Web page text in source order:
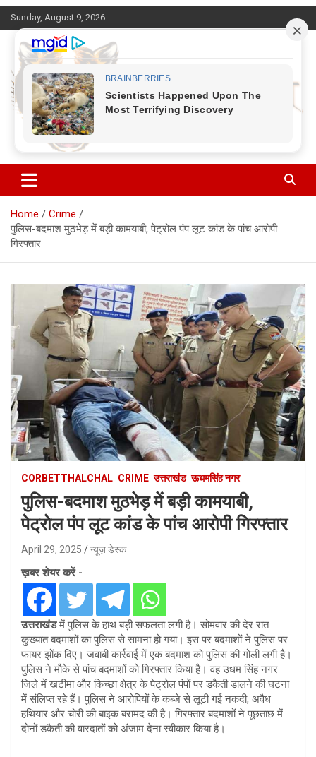
Skip
to
content
Sunday, August 9, 2026
Corbett Halchal (कॉर्बेट हलचल)
Home
Crime
पुलिस-बदमाश मुठभेड़ में बड़ी कामयाबी, पेट्रोल पंप लूट कांड के पांच आरोपी
गिरफ्तार
CORBETTHALCHAL CRIME उत्तराखंड ऊधमसिंह नगर
पुलिस-बदमाश मुठभेड़ में बड़ी कामयाबी,
पेट्रोल पंप लूट कांड के पांच आरोपी गिरफ्तार
April 29, 2025 न्यूज़ डेस्क
ख़बर शेयर करें -
उत्तराखंडमें पुलिस के हाथ बड़ी सफलता लगी है। सोमवार की देर रात
कुख्यात बदमाशों का पुलिस से सामना हो गया। इस पर बदमाशों ने पुलिस पर
फायर झोंक दिए। जवाबी कार्रवाई में एक बदमाश को पुलिस की गोली लगी है।
पुलिस ने मौके से पांच बदमाशों को गिरफ्तार किया है। वह उधम सिंह नगर
जिले में खटीमा और किच्छा क्षेत्र के पेट्रोल पंपों पर डकैती डालने की घटना
में संलिप्त रहे हैं। पुलिस ने आरोपियों के कब्जे से लूटी गई नकदी, अवैध
हथियार और चोरी की बाइक बरामद की है। गिरफ्तार बदमाशों ने पूछताछ में
दोनों डकैती की वारदातों को अंजाम देना स्वीकार किया है।